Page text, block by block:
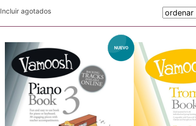
Incluir agotados